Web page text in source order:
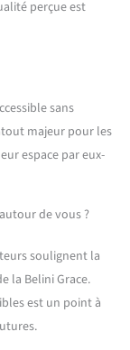
pour
des
un
et une
au
DE
perçue est
sans
majeur pour les
espace par eux-
de vous ?
soulignent la
la Belini Grace.
est un point à